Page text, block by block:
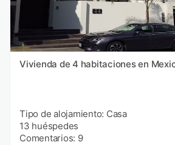
Vivienda de 4 habitaciones en
Tipo de alojamiento: Casa
13 huéspedes
Comentarios: 9